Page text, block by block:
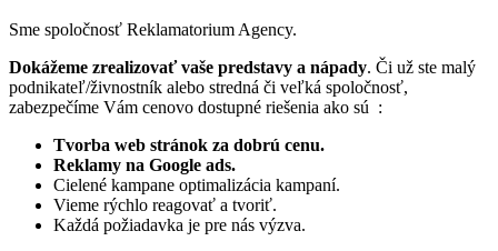
Sme spoločnosť Reklamatorium Agency.
Dokážeme zrealizovať vaše predstavy a nápady. Či už ste malý
podnikateľ/živnostník alebo stredná či veľká spoločnosť,
zabezpečíme Vám cenovo dostupné riešenia ako sú :
Tvorba web stránok za dobrú cenu.
Reklamy na Google ads.
Cielené kampane optimalizácia kampaní.
Vieme rýchlo reagovať a tvoriť.
Každá požiadavka je pre nás výzva.